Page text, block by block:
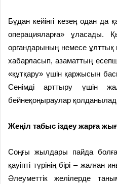
Бұдан кейінгі кезең одан да
операцияларға» ұласады.
органдарының немесе ұлттық
хабарласып, азаматтың
«құтқару» үшін қаржысын
Сенімді арттыру үшін
бейнеқоңыраулар
Жеңіл табыс іздеу жарға
Соңғы жылдары пайда
қауіпті түрінің бірі –
Әлеуметтік желілерде